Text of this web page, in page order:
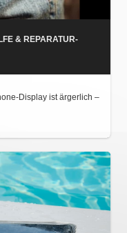
& REPARATUR-
Display ist ärgerlich –